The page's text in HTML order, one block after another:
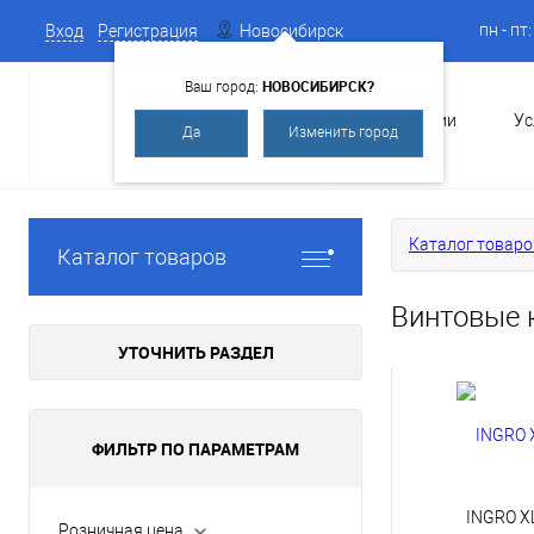
Вход Регистрация Новосибирск
Ваш город: НОВОСИБИРСК?
Да Изменить город
пн -
О Компании
Каталог товаров
УТОЧНИТЬ РАЗДЕЛ
ФИЛЬТР ПО ПАРАМЕТРАМ
Розничная цена
Каталог
Винтовые
INGRO